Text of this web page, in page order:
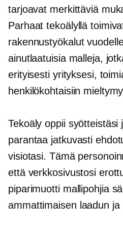
tarjoavat merkittäviä
Parhaat tekoälyllä
rakennustyökalut
ainutlaatuisia malleja,
erityisesti yrityksesi,
henkilökohtaisiin
Tekoäly oppii syötteistäsi
parantaa jatkuvasti
visiotasi. Tämä
että verkkosivustosi
piparimuottimallipohjia
ammattimaisen laadun ja